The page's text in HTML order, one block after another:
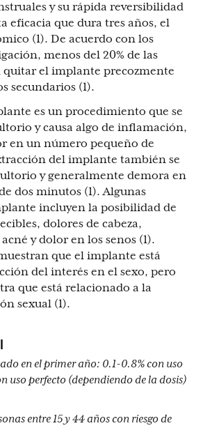
y su rápida reversibilidad
eficacia que dura tres años, el
(1). De acuerdo con los
menos del 20% de las
quitar el implante precozmente
secundarios (1).
es un procedimiento que se
y causa algo de inflamación,
en un número pequeño de
del implante también se
y generalmente demora en
dos minutos (1). Algunas
incluyen la posibilidad de
dolores de cabeza,
y dolor en los senos (1).
que el implante está
del interés en el sexo, pero
que está relacionado a la
sexual (1).
en el primer año: 0.1-0.8% con uso
uso perfecto (dependiendo de la dosis)
entre 15 y 44 años con riesgo de